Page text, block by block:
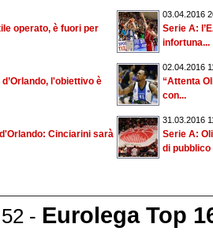
operato, è fuori per
03.04.2016
Serie A:
infortuna...
l'obiettivo è
02.04.2016
“Attenta
con...
Cinciarini sarà
31.03.2016
Serie A:
di pubblico
- Eurolega Top